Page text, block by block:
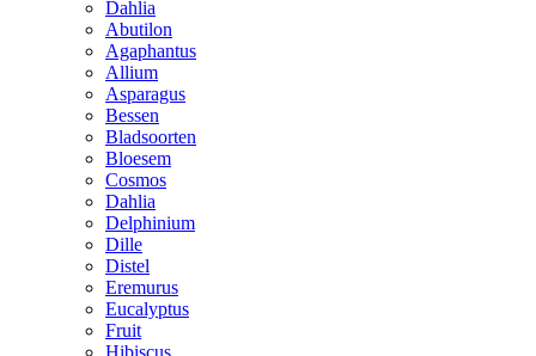
Dahlia
Abutilon
Agaphantus
Allium
Asparagus
Bessen
Bladsoorten
Bloesem
Cosmos
Dahlia
Delphinium
Dille
Distel
Eremurus
Eucalyptus
Fruit
Hibiscus